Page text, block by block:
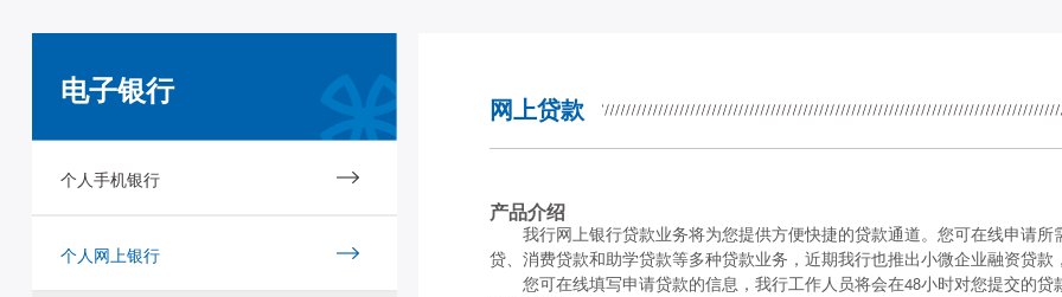
电子银行
个人手机银行
个人网上银行
网上贷款
产品介绍
我行网上银行贷款业务将为您提供方便快捷的贷款通道。 您可在线申请所
贷、消费贷款和助学贷款等多种贷款业务 ， 近期我行也推出小微企业融资贷款
您可在线填写申请贷款的信息，我行工作人员将会在48小时对您提交的贷